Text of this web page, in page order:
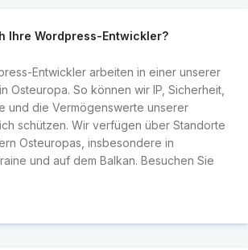
Ihre Wordpress-Entwickler?
Entwickler arbeiten in einer unserer
Osteuropa. So können wir IP, Sicherheit,
und die Vermögenswerte unserer
schützen. Wir verfügen über Standorte
Osteuropas, insbesondere in
und auf dem Balkan. Besuchen Sie